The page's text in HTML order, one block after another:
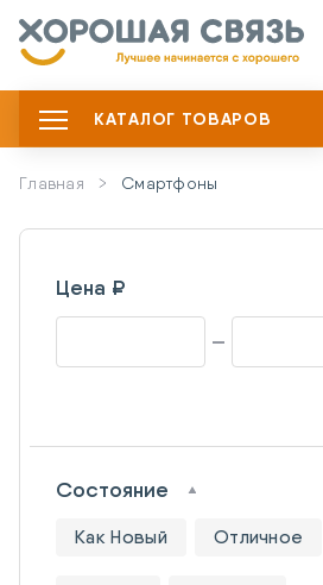
КАТАЛОГ ТОВАРОВ
Главная Смартфоны
Цена ₽
Состояние
Как Новый Отличное